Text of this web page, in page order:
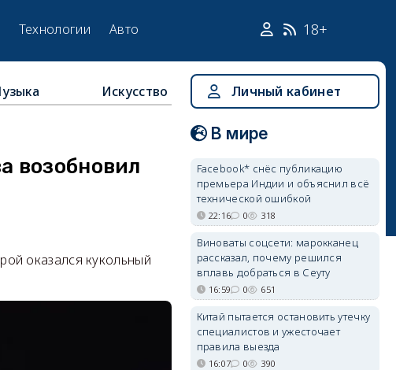
Технологии Авто 18+
Искусство
возобновил
оказался кукольный
Личный кабинет
В мире
Facebook* снёс публикацию
премьера Индии и объяснил всё
технической ошибкой
22:16 0 318
Виноваты соцсети: марокканец
рассказал, почему решился
вплавь добраться в Сеуту
16:59 0 651
Китай пытается остановить утечку
специалистов и ужесточает
правила выезда
16:07 0 390